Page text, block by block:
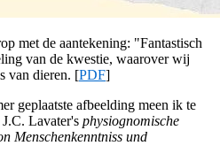
met de aantekening: "Fantastisc​h
van de kwestie, waarover wij
van dieren. [PDF]
geplaatste afbeelding meen ik te
Lavater's physiognomische
Menschenkenntniss und